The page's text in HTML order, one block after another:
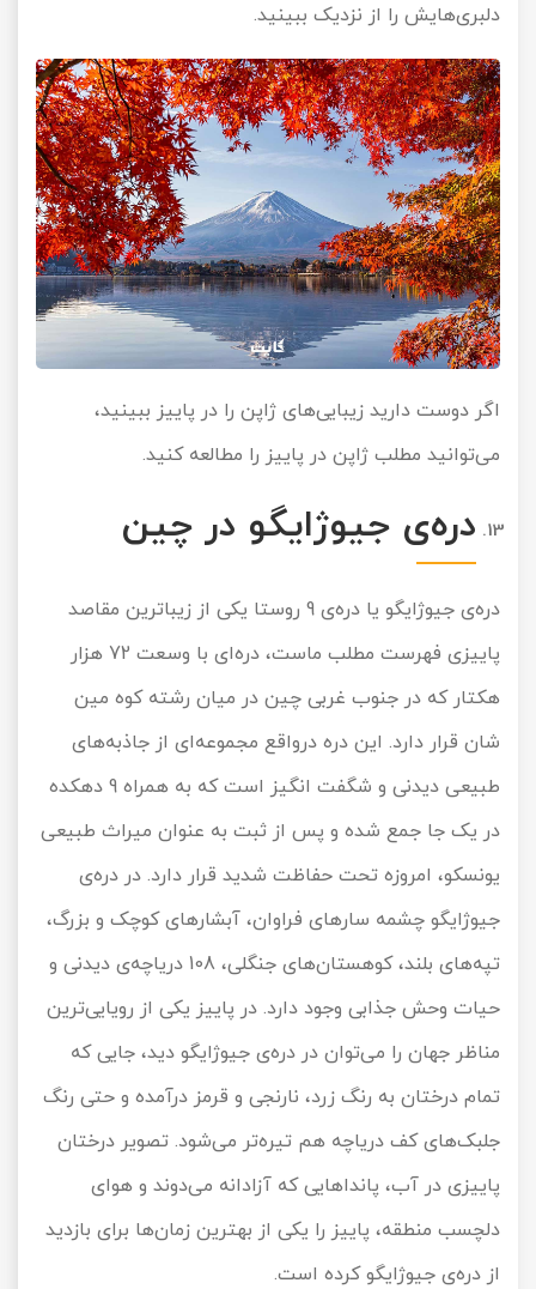
دلبری‌هایش را از نزدیک ببینید.
اگر دوست دارید زیبایی‌های ژاپن را در پاییز ببینید،
می‌توانید مطلب ژاپن در پاییز را مطالعه کنید.
دره‌ی جیوژایگو در چین
دره‌ی جیوژایگو یا دره‌ی 9 روستا یکی از زیباترین مقاصد
پاییزی فهرست مطلب ماست، دره‌ای با وسعت 72 هزار
هکتار که در جنوب غربی چین در میان رشته کوه مین
شان قرار دارد. این دره درواقع مجموعه‌ای از جاذبه‌های
طبیعی دیدنی و شگفت انگیز است که به همراه 9 دهکده
در یک جا جمع شده و پس از ثبت به عنوان میراث طبیعی
یونسکو، امروزه تحت حفاظت شدید قرار دارد. در دره‌ی
جیوژایگو چشمه سارهای فراوان، آبشارهای کوچک و بزرگ،
تپه‌های بلند، کوهستان‌های جنگلی، 108 دریاچه‌ی دیدنی و
حیات وحش جذابی وجود دارد. در پاییز یکی از رویایی‌ترین
مناظر جهان را می‌توان در دره‌ی جیوژایگو دید، جایی که
تمام درختان به رنگ زرد، نارنجی و قرمز درآمده و حتی رنگ
جلبک‌های کف دریاچه هم تیره‌تر می‌شود. تصویر درختان
پاییزی در آب، پانداهایی که آزادانه می‌دوند و هوای
دلچسب منطقه، پاییز را یکی از بهترین زمان‌ها برای بازدید
از دره‌ی جیوژایگو کرده است.